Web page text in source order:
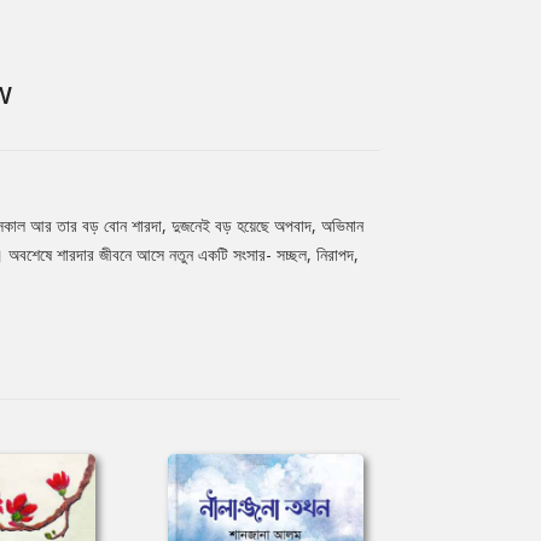
আর তার বড় বোন শারদা, দুজনেই বড় হয়েছে অপবাদ, অভিমান
অবশেষে শারদার জীবনে আসে নতুন একটি সংসার- সচ্ছল, নিরাপদ,